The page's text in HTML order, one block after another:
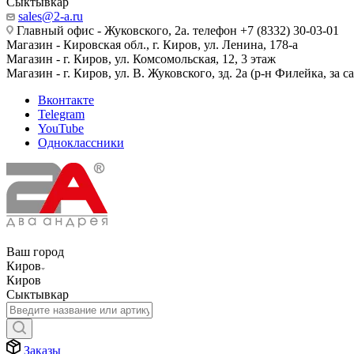
sales@2-a.ru
Главный офис - Жуковского, 2а. телефон +7 (8332) 30-03-01
Магазин - Кировская обл., г. Киров, ул. Ленина, 178-а
Магазин - г. Киров, ул. Комсомольская, 12, 3 этаж
Магазин - г. Киров, ул. В. Жуковского, зд. 2а (р-н Филейка, за
Вконтакте
Telegram
YouTube
Одноклассники
Ваш город
Киров
Киров
Сыктывкар
Заказы